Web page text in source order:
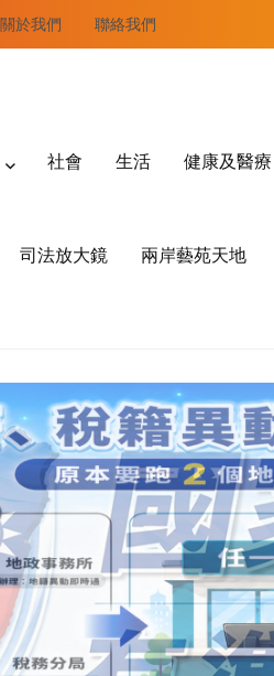
關於我們 聯絡我們
社會 生活 健康及醫療
司法放大鏡 兩岸藝苑天地